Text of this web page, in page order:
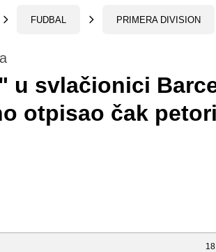
FUDBAL PRIMERA DIVISION
u svlačionici
otpisao čak